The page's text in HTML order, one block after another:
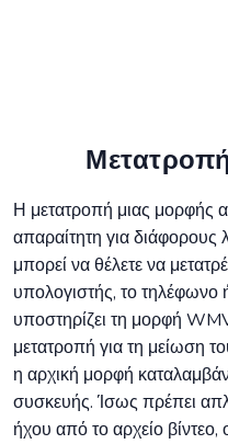
Η μετατροπή μιας μορφής
απαραίτητη για διάφορους
μπορεί να θέλετε να
υπολογιστής, το
υποστηρίζει τη μορφή
μετατροπή για τη μείωση
η αρχική μορφή
συσκευής. Ίσως πρέπει
ήχου από το αρχείο